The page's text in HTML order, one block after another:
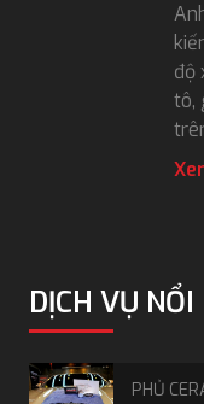
độ
tô,
DỊCH VỤ
PHỦ